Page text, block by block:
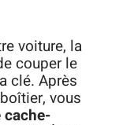
voiture, la
couper le
clé. Après
vous
cache-